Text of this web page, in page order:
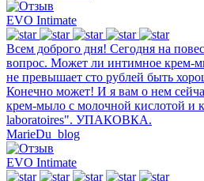
EVO Intimate
Всем доброго дня! Сегодня на
вопрос. Может ли интимное крем-
не превышает сто рублей быть
Конечно может! И я вам о нем
крем-мыло с молочной кислотой и
laboratoires". УПАКОВКА.
MarieDu_blog
EVO Intimate